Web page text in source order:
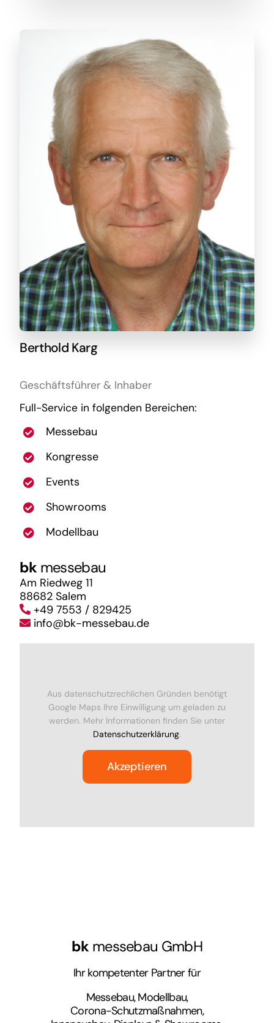
Berthold Karg
Geschäftsführer & Inhaber
Full-Service in folgenden Bereichen:
Messebau
Kongresse
Events
Showrooms
Modellbau
bk messebau
Am Riedweg 11
88682 Salem
+49 7553 / 829425
info@bk-messebau.de
Aus datenschutzrechlichen Gründen benötigt
Google Maps Ihre Einwilligung um geladen zu
werden. Mehr Informationen finden Sie unter
Datenschutzerklärung.
Akzeptieren
bk messebau GmbH
Ihr kompetenter Partner für
Messebau, Modellbau,
Corona-Schutzmaßnahmen,